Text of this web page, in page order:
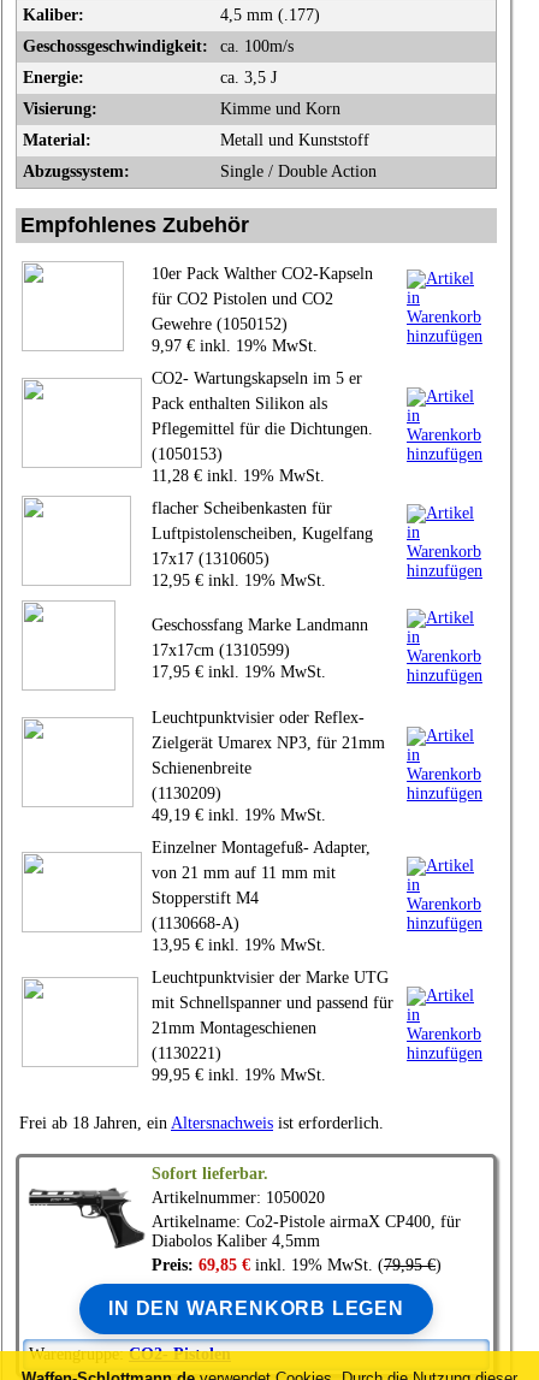
Kaliber:
4,5 mm (.177)
Geschossgeschwindigkeit:
ca. 100m/s
Energie:
ca. 3,5 J
Visierung:
Kimme und Korn
Material:
Metall und Kunststoff
Abzugssystem:
Single / Double Action
Empfohlenes Zubehör
10er Pack Walther CO2-Kapseln
für CO2 Pistolen und CO2
Gewehre (1050152)
9,97 € inkl. 19% MwSt.
CO2- Wartungskapseln im 5 er
Pack enthalten Silikon als
Pflegemittel für die Dichtungen.
(1050153)
11,28 € inkl. 19% MwSt.
flacher Scheibenkasten für
Luftpistolenscheiben, Kugelfang
17x17 (1310605)
12,95 € inkl. 19% MwSt.
Geschossfang Marke Landmann
17x17cm (1310599)
17,95 € inkl. 19% MwSt.
Leuchtpunktvisier oder Reflex-
Zielgerät Umarex NP3, für 21mm
Schienenbreite
(1130209)
49,19 € inkl. 19% MwSt.
Einzelner Montagefuß- Adapter,
von 21 mm auf 11 mm mit
Stopperstift M4
(1130668-A)
13,95 € inkl. 19% MwSt.
Leuchtpunktvisier der Marke UTG
mit Schnellspanner und passend für
21mm Montageschienen
(1130221)
99,95 € inkl. 19% MwSt.
Frei ab 18 Jahren, ein Altersnachweis ist erforderlich.
Sofort lieferbar.
Artikelnummer: 1050020
Artikelname: Co2-Pistole airmaX CP400, für
Diabolos Kaliber 4,5mm
Preis: 69,85 € inkl. 19% MwSt. (79,95 €)
IN DEN WARENKORB LEGEN
Warengruppe:CO2- Pistolen